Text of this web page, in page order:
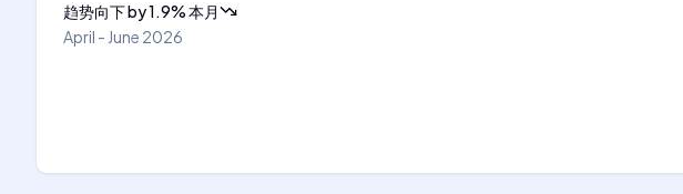
趋势向下by1.9%本月
April - June 2026